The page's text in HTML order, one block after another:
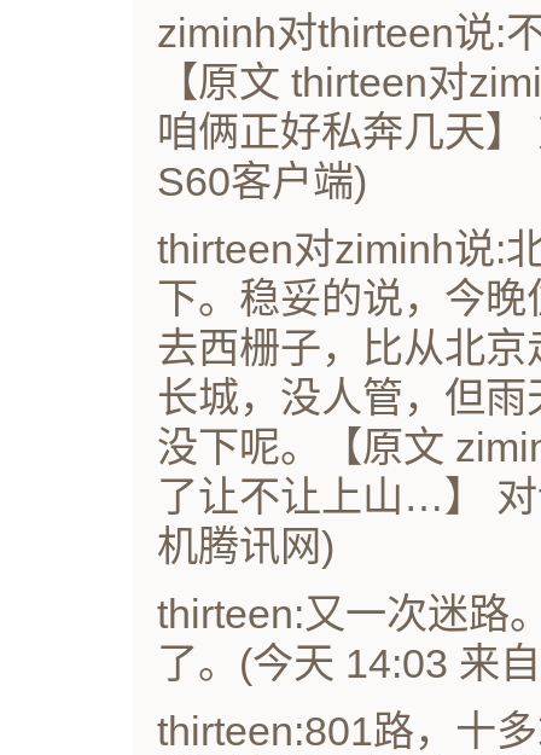
ziminh对thirteen说:
【原文 thirteen对
咱俩正好私奔几天
S60客户端)
thirteen对ziminh说:
下。稳妥的说，今
去西栅子，比从北
长城，没人管，但
没下呢。【原文
了让不让上山…】
机腾讯网)
thirteen:又一次迷路
了。(今天 14:03 来
thirteen:801路，十